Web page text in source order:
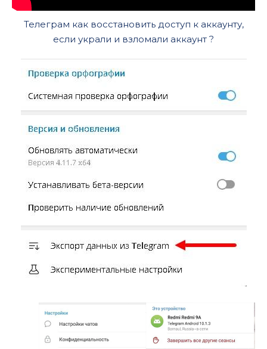
Телеграм как восстановить доступ к аккаунту,
если украли и взломали аккаунт ?